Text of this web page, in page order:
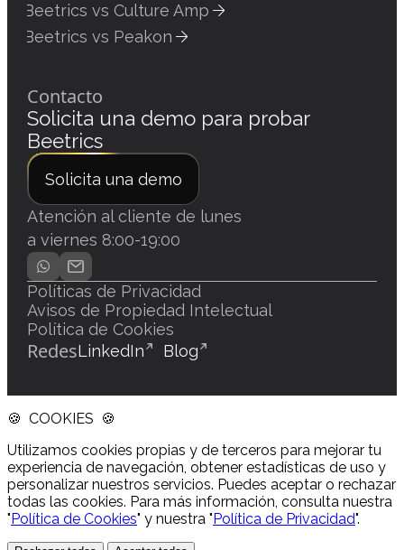
Beetrics vs Culture Amp
Beetrics vs Peakon
Contacto
Solicita una demo para probar
Beetrics
Solicita una demo
Atención al cliente de lunes
a viernes 8:00-19:00
Políticas de Privacidad
Avisos de Propiedad Intelectual
Política de Cookies
RedesLinkedIn Blog
🍪 COOKIES 🍪
Utilizamos cookies propias y de terceros para mejorar tu
experiencia de navegación, obtener estadísticas de uso y
personalizar nuestros servicios. Puedes aceptar o rechazar
todas las cookies. Para más información, consulta nuestra
"Política de Cookies" y nuestra "Política de Privacidad".